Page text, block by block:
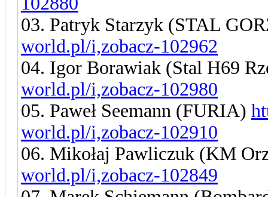
03. Patryk Starzyk (STAL
world.pl/i,zobacz-102962
04. Igor Borawiak (Stal H69
world.pl/i,zobacz-102980
05. Paweł Seemann (FURIA)
world.pl/i,zobacz-102910
06. Mikołaj Pawliczuk (KM
world.pl/i,zobacz-102849